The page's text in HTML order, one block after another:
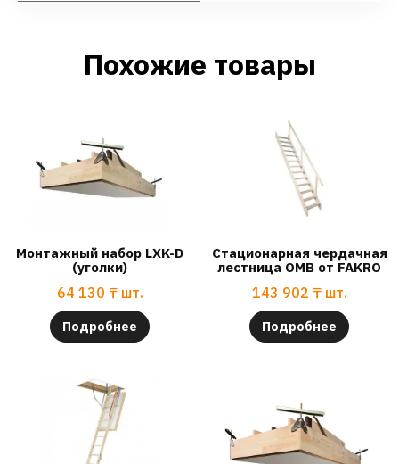
Похожие товары
Монтажный набор LXK-D
(уголки)
64 130 ₸ шт.
Подробнее
Стационарная чердачная
лестница OMB от FAKRO
143 902 ₸ шт.
Подробнее